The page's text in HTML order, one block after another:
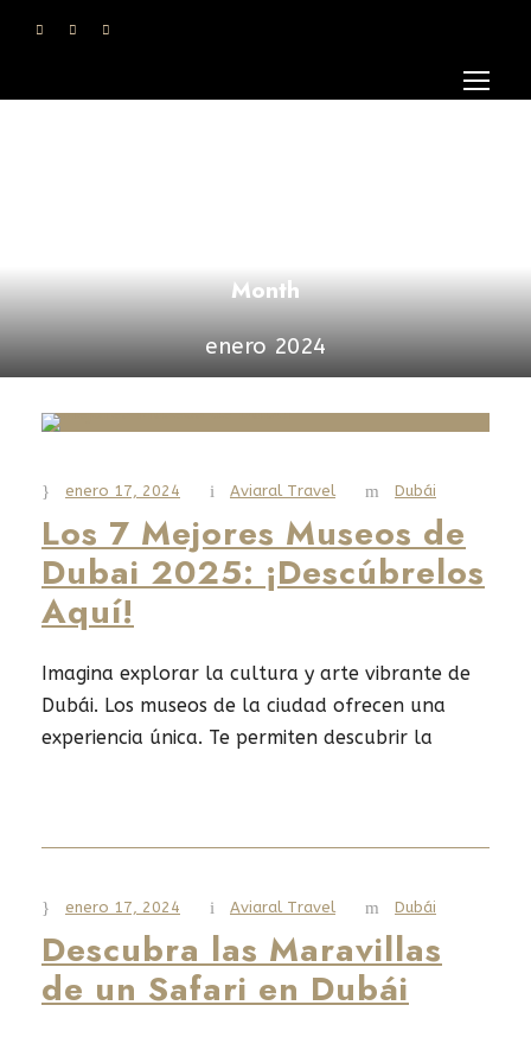
Month
enero 2024
enero 17, 2024 Aviaral Travel Dubái
Los 7 Mejores Museos de
Dubai 2025: ¡Descúbrelos
Aquí!
Imagina explorar la cultura y arte vibrante de
Dubái. Los museos de la ciudad ofrecen una
experiencia única. Te permiten descubrir la
Son...
Read More
enero 17, 2024 Aviaral Travel Dubái
Descubra las Maravillas
de un Safari en Dubái